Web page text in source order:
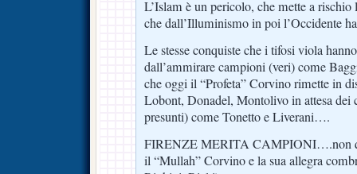
L’Islam è un pericolo, che mette a rischio
che dall’Illuminismo in poi l’Occidente
Le stesse conquiste che i tifosi viola
dall’ammirare campioni (veri) come
che oggi il “Profeta” Corvino rimette in
Lobont, Donadel, Montolivo in attesa dei
presunti) come Tonetto e Liverani….
FIRENZE MERITA CAMPIONI….non
il “Mullah” Corvino e la sua allegra